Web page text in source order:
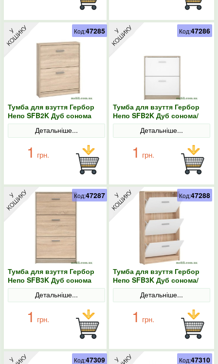
Тумба для взуття Гербор
Непо SFB2K Дуб сонома
Детальніше...
1 грн.
Код:47285
Тумба для взуття Гербор
Непо SFB2K Дуб сонома/
Німфея альба
Детальніше...
1 грн.
Код:47286
Тумба для взуття Гербор
Непо SFB3K Дуб сонома
Детальніше...
1 грн.
Код:47287
Тумба для взуття Гербор
Непо SFB3K Дуб сонома/
Німфея альба
Детальніше...
1 грн.
Код:47288
Код:47309 Код:47310